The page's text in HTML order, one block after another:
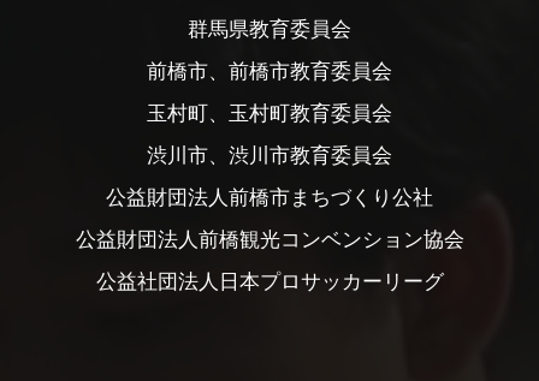
群馬県教育委員会
前橋市、前橋市教育委員会
玉村町、玉村町教育委員会
渋川市、渋川市教育委員会
公益財団法人前橋市まちづくり公社
公益財団法人前橋観光コンベンション協会
公益社団法人日本プロサッカーリーグ